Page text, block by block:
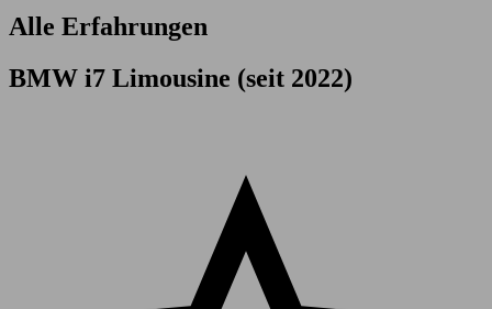
Alle Erfahrungen
BMW i7 Limousine (seit 2022)